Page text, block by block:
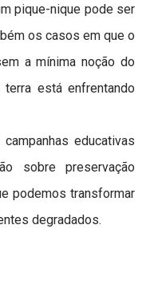
pique-nique pode ser
os casos em que o
a mínima noção do
está enfrentando
educativas
sobre preservação
podemos transformar
degradados.